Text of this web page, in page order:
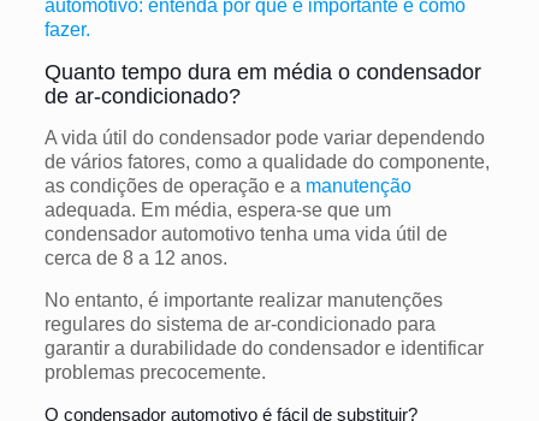
automotivo: entenda por que é importante e como
fazer.
Quanto tempo dura em média o condensador
de ar-condicionado?
A vida útil do condensador pode variar dependendo
de vários fatores, como a qualidade do componente,
as condições de operação e a manutenção
adequada. Em média, espera-se que um
condensador automotivo tenha uma vida útil de
cerca de 8 a 12 anos.
No entanto, é importante realizar manutenções
regulares do sistema de ar-condicionado para
garantir a durabilidade do condensador e identificar
problemas precocemente.
O condensador automotivo é fácil de substituir?